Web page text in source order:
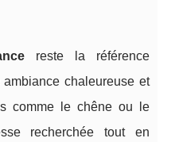
reste la référence
chaleureuse et
comme le chêne ou le
recherchée tout en